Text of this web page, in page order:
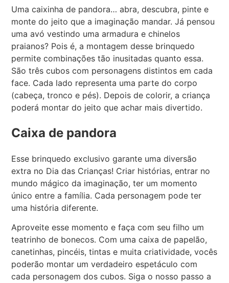
Uma caixinha de pandora… abra, descubra, pinte e
monte do jeito que a imaginação mandar. Já pensou
uma avó vestindo uma armadura e chinelos
praianos? Pois é, a montagem desse brinquedo
permite combinações tão inusitadas quanto essa.
São três cubos com personagens distintos em cada
face. Cada lado representa uma parte do corpo
(cabeça, tronco e pés). Depois de colorir, a criança
poderá montar do jeito que achar mais divertido.
Caixa de pandora
Esse brinquedo exclusivo garante uma diversão
extra no Dia das Crianças! Criar histórias, entrar no
mundo mágico da imaginação, ter um momento
único entre a família. Cada personagem pode ter
uma história diferente.
Aproveite esse momento e faça com seu filho um
teatrinho de bonecos. Com uma caixa de papelão,
canetinhas, pincéis, tintas e muita criatividade, vocês
poderão montar um verdadeiro espetáculo com
cada personagem dos cubos. Siga o nosso passo a